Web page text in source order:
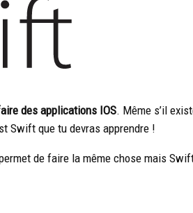
des applications IOS. Même s’il
Swift que tu devras apprendre !
de faire la même chose mais